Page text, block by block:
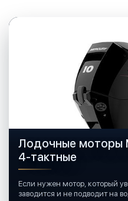
Лодочные моторы
4-тактные
Если нужен мотор, который
заводится и не подводит на